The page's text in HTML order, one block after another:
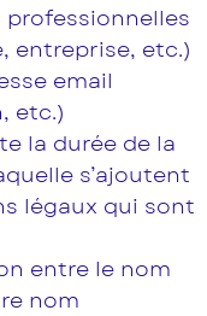
entreprise, etc.)
email
etc.)
la durée de la
s’ajoutent
légaux qui sont
entre le nom
nom